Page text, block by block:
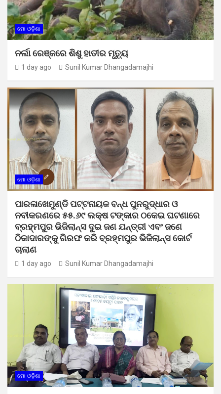
ମୋ ଓଡ଼ିଶା
ନର୍ଲା ରେଞ୍ଜରେ ଶିଶୁ ହାତୀର ମୃତ୍ୟୁ
1 day ago Sunil Kumar Dhangadamajhi
ମୋ ଓଡ଼ିଶା
ପାରଳାଖେମୁଣ୍ଡି ପଟ୍ଟନାୟକ ବନ୍ଧ ପୁନରୁଦ୍ଧାର ଓ
ନବୀକରଣରେ ୫୫.୬୯ ଲକ୍ଷ ଟଙ୍କାର ଠକେଇ ଘଟଣାରେ
ବ୍ରହ୍ମପୁର ଭିଜିଲାନ୍ସ ଦୁଇ ଜଣ ଯନ୍ତ୍ରୀ ଏବଂ ଜଣେ
ଠିକାଦାରଙ୍କୁ ଗିରଫ କରି ବ୍ରହ୍ମପୁର ଭିଜିଲାନ୍ସ କୋର୍ଟ
ଚାଲାଣ
1 day ago Sunil Kumar Dhangadamajhi
ମୋ ଓଡ଼ିଶା